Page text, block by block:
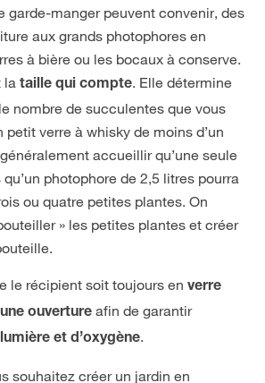
garde-manger peuvent convenir, des
aux grands photophores en
à bière ou les bocaux à conserve.
la taille qui compte. Elle détermine
nombre de succulentes que vous
petit verre à whisky de moins d’un
accueillir qu’une seule
photophore de 2,5 litres pourra
ou quatre petites plantes. On
» les petites plantes et créer
le récipient soit toujours en verre
ouverture afin de garantir
et d’oxygène.
souhaitez créer un jardin en